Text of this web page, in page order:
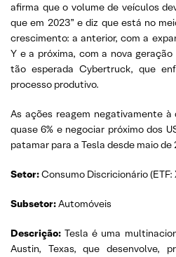
afirma que o volume de veículos
que em 2023” e diz que está no
crescimento: a anterior, com a
Y e a próxima, com a nova
tão esperada Cybertruck, que
processo produtivo.
As ações reagem negativamente
quase 6% e negociar próximo dos
patamar para a Tesla desde maio de
Setor:Consumo Discricionário (ETF:
Subsetor:Automóveis
Descrição: Tesla é uma
Austin, Texas, que desenvolve,